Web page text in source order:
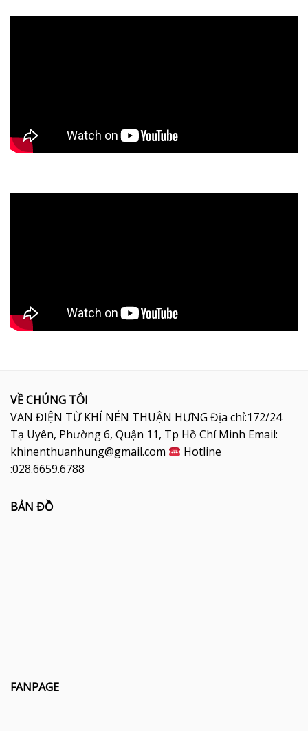
VỀ CHÚNG TÔI
VAN ĐIỆN TỪ KHÍ NÉN THUẬN HƯNG Địa chỉ:172/24
Tạ Uyên, Phường 6, Quận 11, Tp Hồ Chí Minh Email:
khinenthuanhung@gmail.com
Hotline
:028.6659.6788
BẢN ĐỒ
FANPAGE